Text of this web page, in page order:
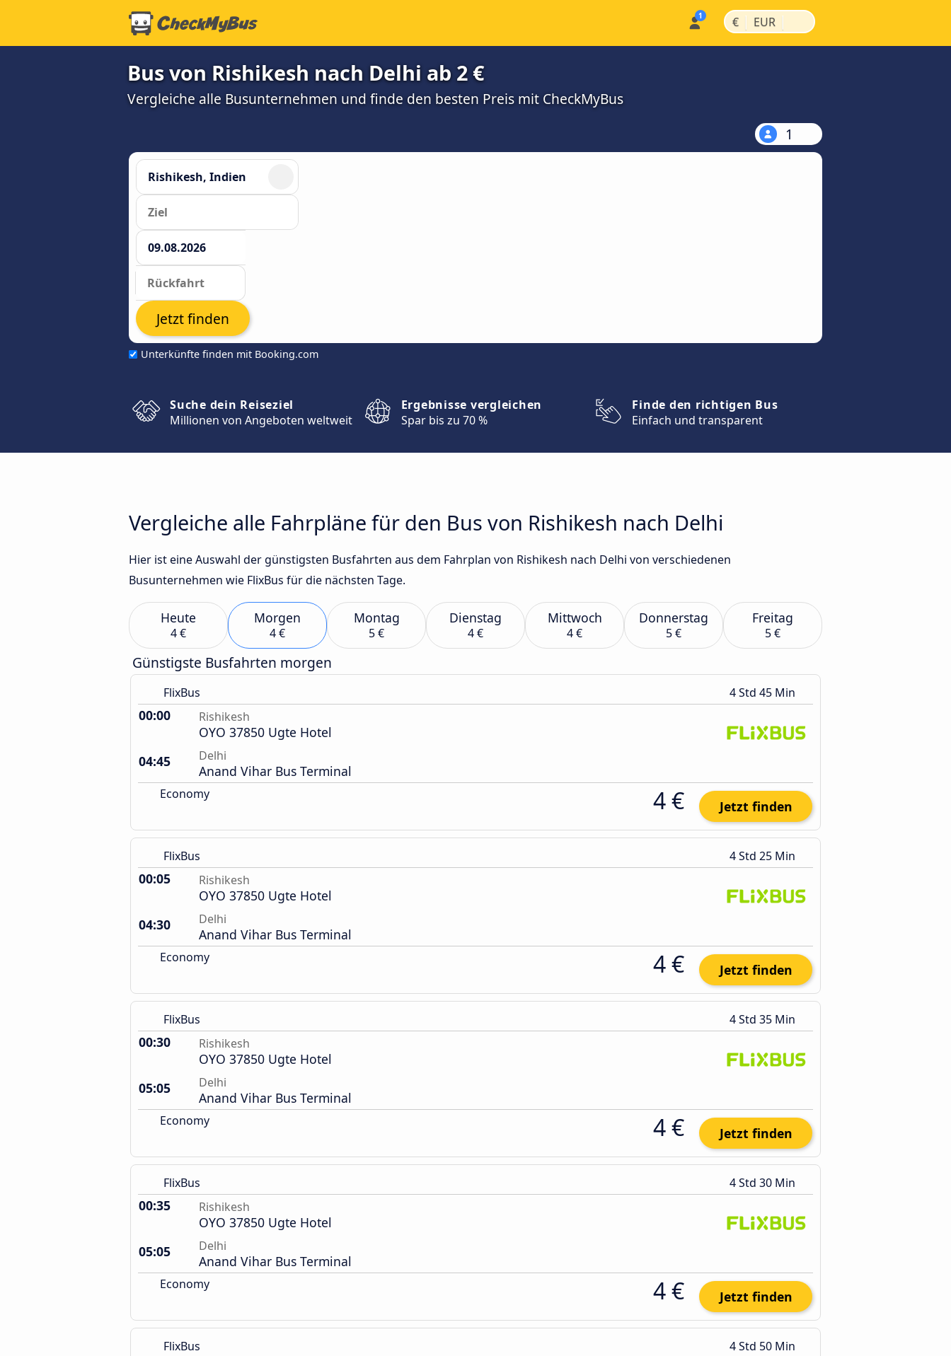
€ | EUR |
Bus von Rishikesh nach Delhi ab 2 €
Vergleiche alle Busunternehmen und finde den besten Preis mit CheckMyBus
1
Unterkünfte finden mit Booking.com
Jetzt finden
Suche dein Reiseziel
Millionen von Angeboten weltweit
Ergebnisse vergleichen
Spar bis zu 70 %
Finde den richtigen Bus
Einfach und transparent
Vergleiche alle Fahrpläne für den Bus von Rishikesh nach Delhi
Hier ist eine Auswahl der günstigsten Busfahrten aus dem Fahrplan von Rishikesh nach Delhi von verschiedenen
Busunternehmen wie FlixBus für die nächsten Tage.
Heute
4 €
Morgen
4 €
Montag
5 €
Dienstag
4 €
Mittwoch
4 €
Donnerstag
5 €
Freitag
5 €
Günstigste Busfahrten morgen
FlixBus 4 Std 45 Min
00:00 Rishikesh
OYO 37850 Ugte Hotel
04:45
Delhi
Anand Vihar Bus Terminal
Economy 4 € Jetzt finden
FlixBus 4 Std 25 Min
00:05 Rishikesh
OYO 37850 Ugte Hotel
04:30
Delhi
Anand Vihar Bus Terminal
Economy 4 € Jetzt finden
FlixBus 4 Std 35 Min
00:30 Rishikesh
OYO 37850 Ugte Hotel
05:05
Delhi
Anand Vihar Bus Terminal
Economy 4 € Jetzt finden
FlixBus 4 Std 30 Min
00:35 Rishikesh
OYO 37850 Ugte Hotel
05:05
Delhi
Anand Vihar Bus Terminal
Economy 4 € Jetzt finden
FlixBus 4 Std 50 Min